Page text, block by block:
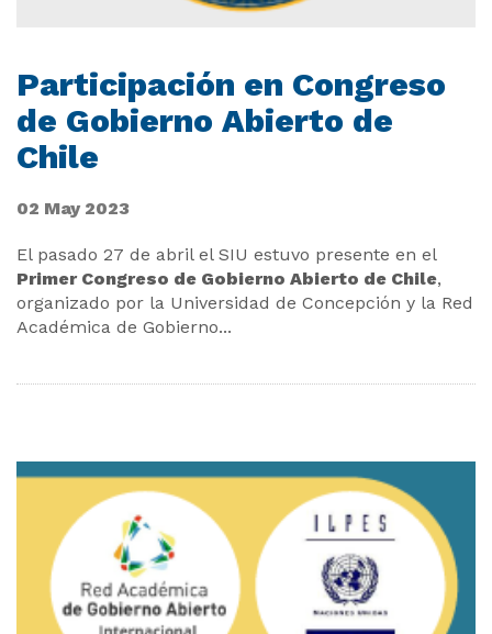
Participación en Congreso
de Gobierno Abierto de
Chile
02 May 2023
El pasado 27 de abril el SIU estuvo presente en el
Primer Congreso de Gobierno Abierto de Chile,
organizado por la Universidad de Concepción y la Red
Académica de Gobierno...